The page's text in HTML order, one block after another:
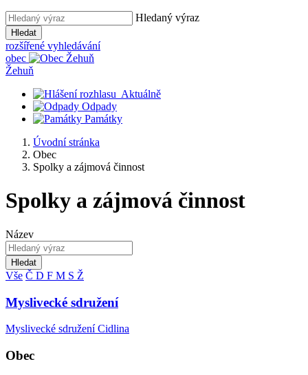
Hledaný výraz
Hledat
rozšířené vyhledávání
obec
Žehuň
Aktuálně
Odpady
Památky
Úvodní stránka
Obec
Spolky a zájmová činnost
Spolky a zájmová činnost
Název
Hledat
Vše Č D F M S Ž
Myslivecké sdružení
Myslivecké sdružení Cidlina
Obec